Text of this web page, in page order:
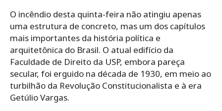
O incêndio desta quinta-feira não atingiu apenas
uma estrutura de concreto, mas um dos capítulos
mais importantes da história política e
arquitetônica do Brasil. O atual edifício da
Faculdade de Direito da USP, embora pareça
secular, foi erguido na década de 1930, em meio ao
turbilhão da Revolução Constitucionalista e à era
Getúlio Vargas.